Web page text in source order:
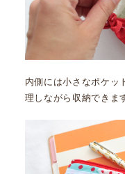
内側には小さなポケッ
理しながら収納できま